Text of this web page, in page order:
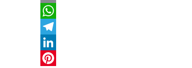
Email
WhatsApp
Telegram
LinkedIn